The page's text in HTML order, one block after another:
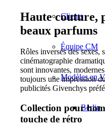
Clients
Équipe CM
Modèles en
Berlin
Haute couture,
beaux parfums
Rôles inversés des sexes,
cinématographie
sont innovantes,
toujours une impression
publicités Givenchys
Collection pour
touche de rétro